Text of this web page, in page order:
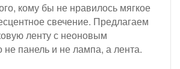
кому бы не нравилось мягкое
свечение. Предлагаем
ленту с неоновым
не панель и не лампа, а лента.